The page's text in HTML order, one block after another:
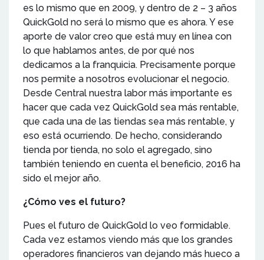
es lo mismo que en 2009, y dentro de 2 – 3 años
QuickGold no será lo mismo que es ahora. Y ese
aporte de valor creo que está muy en línea con
lo que hablamos antes, de por qué nos
dedicamos a la franquicia. Precisamente porque
nos permite a nosotros evolucionar el negocio.
Desde Central nuestra labor más importante es
hacer que cada vez QuickGold sea más rentable,
que cada una de las tiendas sea más rentable, y
eso está ocurriendo. De hecho, considerando
tienda por tienda, no solo el agregado, sino
también teniendo en cuenta el beneficio, 2016 ha
sido el mejor año.
¿Cómo ves el futuro?
Pues el futuro de QuickGold lo veo formidable.
Cada vez estamos viendo más que los grandes
operadores financieros van dejando más hueco a